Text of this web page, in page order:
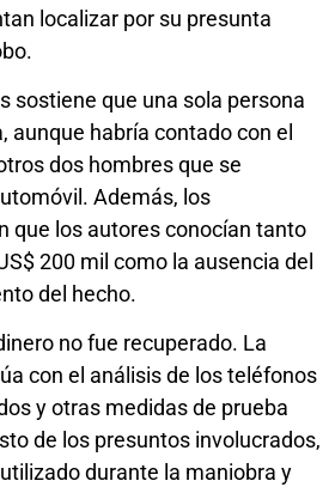
localizar por su presunta
sostiene que una sola persona
aunque habría contado con el
dos hombres que se
Además, los
que los autores conocían tanto
200 mil como la ausencia del
del hecho.
no fue recuperado. La
con el análisis de los teléfonos
y otras medidas de prueba
de los presuntos involucrados,
durante la maniobra y